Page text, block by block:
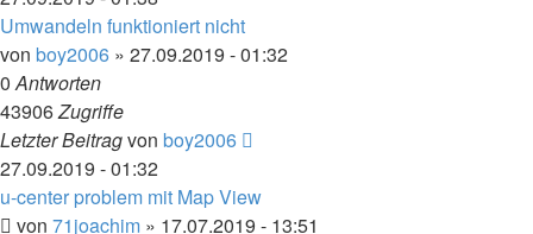
Umwandeln funktioniert nicht
von boy2006 » 27.09.2019 - 01:32
0Antworten
43906Zugriffe
Letzter Beitragvon boy2006
27.09.2019 - 01:32
u-center problem mit Map View
von 71joachim » 17.07.2019 - 13:51